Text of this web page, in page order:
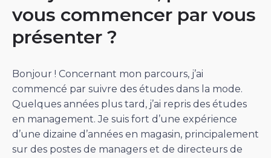
vous commencer par vous
présenter ?
Bonjour ! Concernant mon parcours, j’ai
commencé par suivre des études dans la mode.
Quelques années plus tard, j’ai repris des études
en management. Je suis fort d’une expérience
d’une dizaine d’années en magasin, principalement
sur des postes de managers et de directeurs de